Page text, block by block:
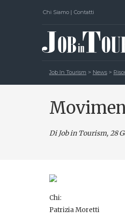
Chi Siamo | Contatti
Job In Tourism > News >
Di Job in Tourism, 28
Chi:
Patrizia Moretti